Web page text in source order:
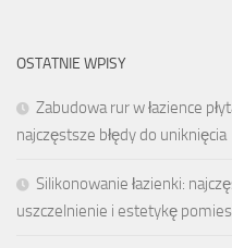
OSTATNIE WPISY
Zabudowa rur w łazience
najczęstsze błędy do uniknięcia
Silikonowanie łazienki:
uszczelnienie i estetykę